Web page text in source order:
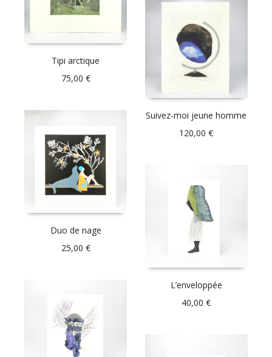
Tipi arctique
75,00 €
Suivez-moi jeune homme
120,00€
Duo de nage
25,00 €
L’enveloppée
40,00€